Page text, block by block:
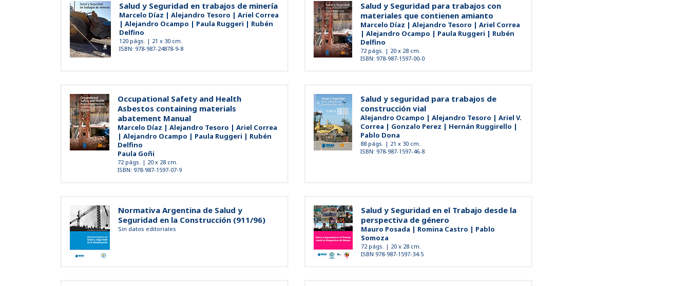
Salud y Seguridad en trabajos de minería
Marcelo Díaz | Alejandro Tesoro | Ariel Correa
| Alejandro Ocampo | Paula Ruggeri | Rubén
Delfino
120 págs. | 21 x 30 cm.
ISBN: 978-987-24878-9-8
Salud y Seguridad para trabajos con
materiales que contienen amianto
Marcelo Díaz | Alejandro Tesoro | Ariel Correa
| Alejandro Ocampo | Paula Ruggeri | Rubén
Delfino
72 págs. | 20 x 28 cm.
ISBN: 978-987-1597-00-0
Occupational Safety and Health
Asbestos containing materials
abatement Manual
Marcelo Díaz | Alejandro Tesoro | Ariel Correa
| Alejandro Ocampo | Paula Ruggeri | Rubén
Delfino
Paula Goñi
72 págs. | 20 x 28 cm.
ISBN: 978-987-1597-07-9
Salud y seguridad para trabajos de
construcción vial
Alejandro Ocampo | Alejandro Tesoro | Ariel V.
Correa | Gonzalo Perez | Hernán Ruggirello |
Pablo Dona
88 págs. | 21 x 30 cm.
ISBN: 978-987-1597-46-8
Normativa Argentina de Salud y
Seguridad en la Construcción (911/96)
Sin datos editoriales
Salud y Seguridad en el Trabajo desde la
perspectiva de género
Mauro Posada | Romina Castro | Pablo
Somoza
72 págs. | 20 x 28 cm.
ISBN 978-987-1597-34-5